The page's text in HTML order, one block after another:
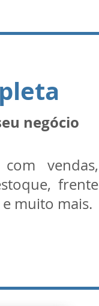
negócio
vendas,
frente
muito mais.